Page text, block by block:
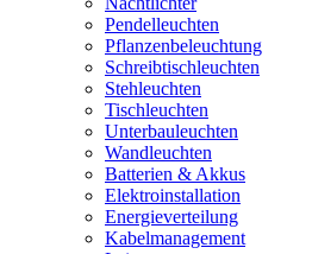
Pendelleuchten
Pflanzenbeleuchtung
Schreibtischleuchten
Stehleuchten
Tischleuchten
Unterbauleuchten
Wandleuchten
Batterien & Akkus
Elektroinstallation
Energieverteilung
Kabelmanagement